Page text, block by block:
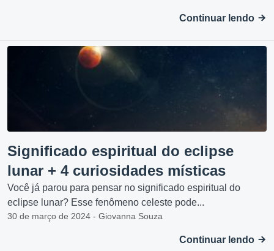
Continuar lendo
Significado espiritual do eclipse
lunar + 4 curiosidades místicas
Você já parou para pensar no significado espiritual do
eclipse lunar? Esse fenômeno celeste pode...
30 de março de 2024 - Giovanna Souza
Continuar lendo